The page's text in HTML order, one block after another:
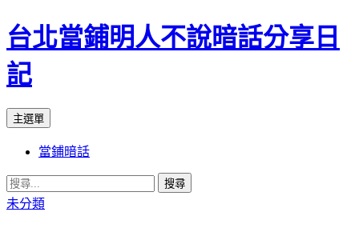
台北當鋪明人不說暗話分享日
記
搜
主選單
內
容
當鋪暗話
搜
尋
未分類